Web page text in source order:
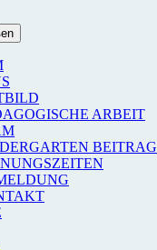
ARBEIT
BEITRAG